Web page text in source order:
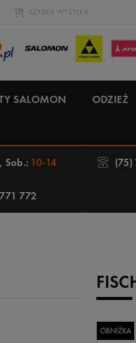
SZYBKA WYSYŁKA
SALOMON ODZIEŻ
, Sob.: 10-14 (75)
772
OBNIŻKA